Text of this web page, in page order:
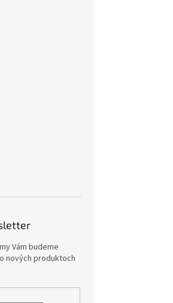
Vám budeme
nových produktoch